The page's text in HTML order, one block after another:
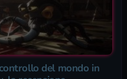
del mondo in